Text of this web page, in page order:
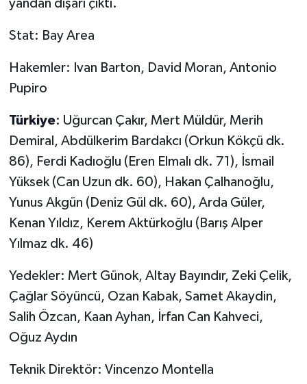
yandan dışarı çıktı.
Stat: Bay Area
Hakemler: Ivan Barton, David Moran, Antonio
Pupiro
Türkiye: Uğurcan Çakır, Mert Müldür, Merih
Demiral, Abdülkerim Bardakcı (Orkun Kökçü dk.
86), Ferdi Kadıoğlu (Eren Elmalı dk. 71), İsmail
Yüksek (Can Uzun dk. 60), Hakan Çalhanoğlu,
Yunus Akgün (Deniz Gül dk. 60), Arda Güler,
Kenan Yıldız, Kerem Aktürkoğlu (Barış Alper
Yılmaz dk. 46)
Yedekler: Mert Günok, Altay Bayındır, Zeki Çelik,
Çağlar Söyüncü, Ozan Kabak, Samet Akaydin,
Salih Özcan, Kaan Ayhan, İrfan Can Kahveci,
Oğuz Aydın
Teknik Direktör: Vincenzo Montella